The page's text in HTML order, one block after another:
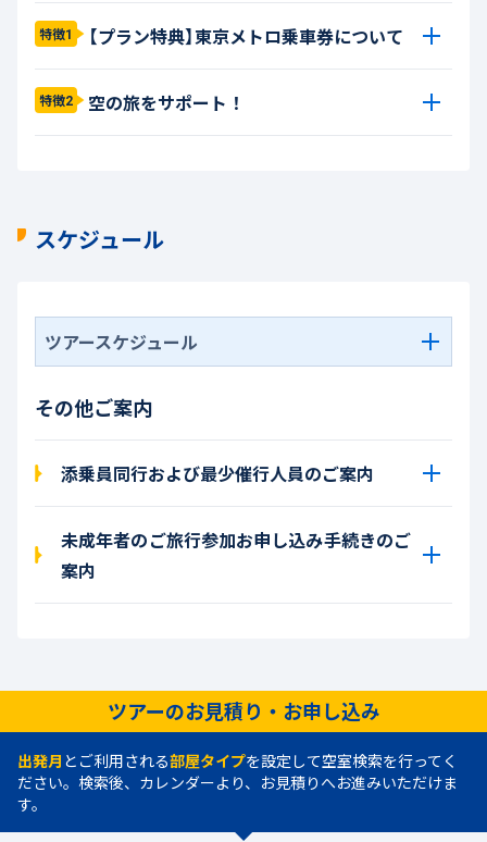
特徴1 【プラン特典】東京メトロ乗車券について
特徴2 空の旅をサポート！
スケジュール
ツアースケジュール
その他ご案内
添乗員同行および最少催行人員のご案内
未成年者のご旅行参加お申し込み手続きのご
案内
ツアーのお見積り・お申し込み
出発月 とご利用される部屋タイプを設定して空室検索を行ってく
ださい。検索後、カレンダーより、お見積りへお進みいただけま
す。